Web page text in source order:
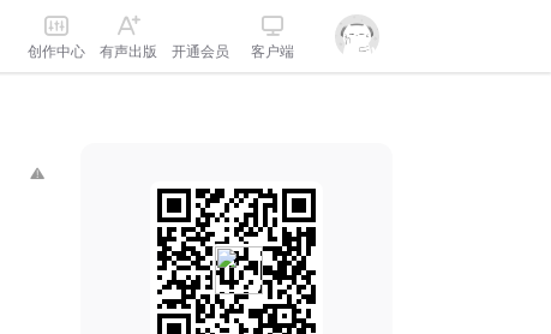
创作中心 有声出版 开通会员 客户端